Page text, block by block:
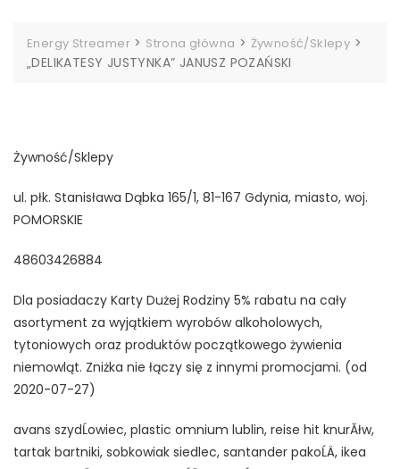
Energy Streamer > Strona główna > Żywność/Sklepy >
„DELIKATESY JUSTYNKA” JANUSZ POZAŃSKI
Żywność/Sklepy
ul. płk. Stanisława Dąbka 165/1, 81-167 Gdynia, miasto, woj.
POMORSKIE
48603426884
Dla posiadaczy Karty Dużej Rodziny 5% rabatu na cały
asortyment za wyjątkiem wyrobów alkoholowych,
tytoniowych oraz produktów początkowego żywienia
niemowląt. Zniżka nie łączy się z innymi promocjami. (od
2020-07-27)
avans szydĹowiec, plastic omnium lublin, reise hit knurĂłw,
tartak bartniki, sobkowiak siedlec, santander pakoĹÄ, ikea